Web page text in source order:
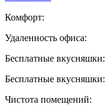
Комфорт:
Удаленность офиса:
Бесплатные вкусняшки:
Бесплатные вкусняшки:
Чистота помещений: